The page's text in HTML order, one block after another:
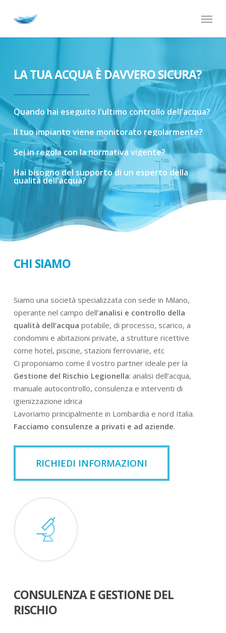
Menu
LA TUA ACQUA È DAVVERO SICURA?
Quando hai eseguito l'ultimo controllo dell'acqua?
Il tuoimpianto viene monitorato regolarmente?
Seiinregola con lanormativa vigente?
Hai bisognodel supportodi un esperto della
qualitàdell'acqua?
CHI SIAMO
Siamo una società specializzata con sede in Milano,
operante nel campo dell’analisi e controllo della
qualità dell’acqua potabile, di processo, scarico, a
condomini e abitazioni private, a strutture ricettive
come hotel, piscine, stazioni ferroviarie, etc
Ci proponiamo come il vostro partner ideale per la
Gestione del Rischio Legionella: analisi dell’acqua,
manuale autocontrollo, consulenza e interventi di
igienizzazione idrica
Lavoriamo principalmente in Lombardia e nord Italia.
Facciamo consulenze a privati e ad aziende.
RICHIEDI INFORMAZIONI
CONSULENZA E GESTIONE DEL
RISCHIO